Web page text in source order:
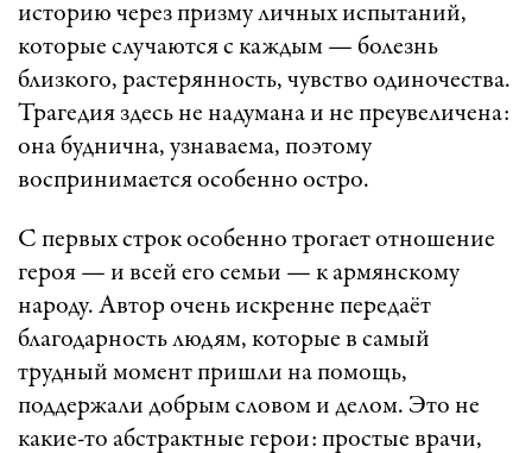
историю через призму личных испытаний,
которые случаются с каждым — болезнь
близкого, растерянность, чувство одиночества.
Трагедия здесь не надумана и не преувеличена:
она буднична, узнаваема, поэтому
воспринимается особенно остро.
С первых строк особенно трогает отношение
героя — и всей его семьи — к армянскому
народу. Автор очень искренне передаёт
благодарность людям, которые в самый
трудный момент пришли на помощь,
поддержали добрым словом и делом. Это не
какие-то абстрактные герои: простые врачи,